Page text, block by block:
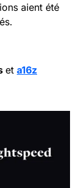
aient été
et a16z